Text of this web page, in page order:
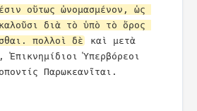
οὕτως ὠνομασμένον, ὡς
διὰ τὸ ὑπὸ τὸ ὄρος
πολλοὶ δὲ
καὶ μετὰ
Ἐπικνημίδιοι Ὑπερβόρεοι
Παρωκεανῖται.